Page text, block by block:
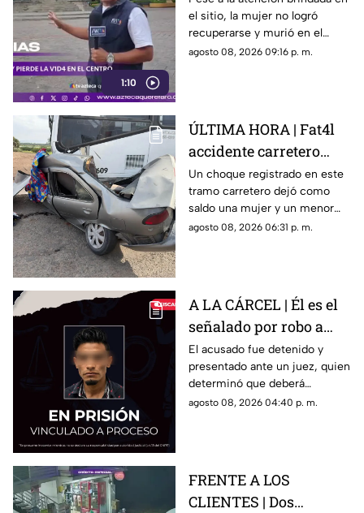
1:10
de Querétaro
el sitio, la mujer no logró
recuperarse y murió en el
lugar.
agosto 08, 2026 09:16 p. m.
ÚLTIMA HORA | Fat4l
accidente carretero
deja una mujer y un
niño mu3rtos en San
Juan del Río
Un choque registrado en este
tramo carretero dejó como
saldo una mujer y un menor
sin vida, además de una
agosto 08, 2026 06:31 p. m.
A LA CÁRCEL | Él es el
señalado por robo a
una casa en Santa Rosa
Jáuregui
El acusado fue detenido y
presentado ante un juez, quien
determinó que deberá
permanecer en prisión
agosto 08, 2026 04:40 p. m.
FRENTE A LOS
CLIENTES | Dos